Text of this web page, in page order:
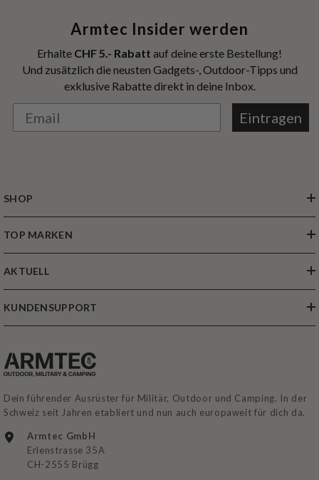
Armtec Insider werden
Erhalte CHF 5.- Rabatt auf deine erste Bestellung!
Und zusätzlich die neusten Gadgets-, Outdoor-Tipps und
exklusive Rabatte direkt in deine Inbox.
Eintragen
SHOP
TOP MARKEN
AKTUELL
KUNDENSUPPORT
Dein führender Ausrüster für Militär, Outdoor und Camping. In der
Schweiz seit Jahren etabliert und nun auch europaweit für dich da.
Armtec GmbH
Erlenstrasse 35A
CH-2555 Brügg